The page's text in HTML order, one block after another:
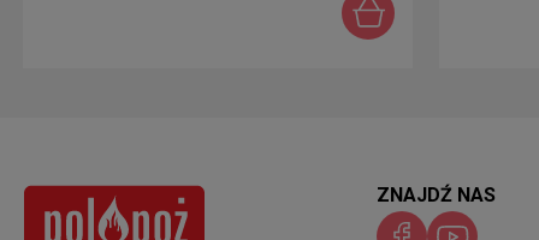
ZNAJDŹ NAS